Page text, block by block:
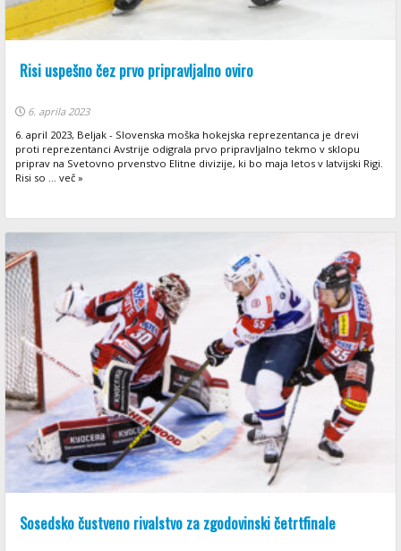
Risi uspešno čez prvo pripravljalno oviro
6. aprila 2023
6. april 2023, Beljak - Slovenska moška hokejska reprezentanca je drevi
proti reprezentanci Avstrije odigrala prvo pripravljalno tekmo v sklopu
priprav na Svetovno prvenstvo Elitne divizije, ki bo maja letos v latvijski Rigi.
Risi so ... več »
Sosedsko čustveno rivalstvo za zgodovinski četrtfinale